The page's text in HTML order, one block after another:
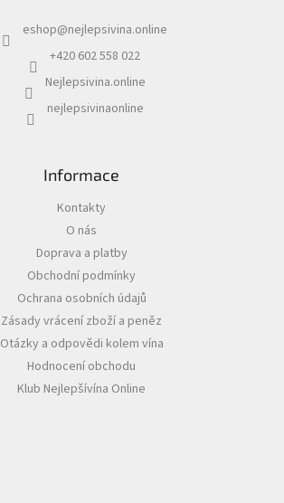
r
v
y
v
s
eshop@nejlepsivina.online
+420 602 558 022
Nejlepsivina.online
nejlepsivinaonline
Informace
Kontakty
O nás
Doprava a platby
Obchodní podmínky
Ochrana osobních údajů
Zásady vrácení zboží a peněz
Otázky a odpovědi kolem vína
Hodnocení obchodu
Klub Nejlepšívína Online